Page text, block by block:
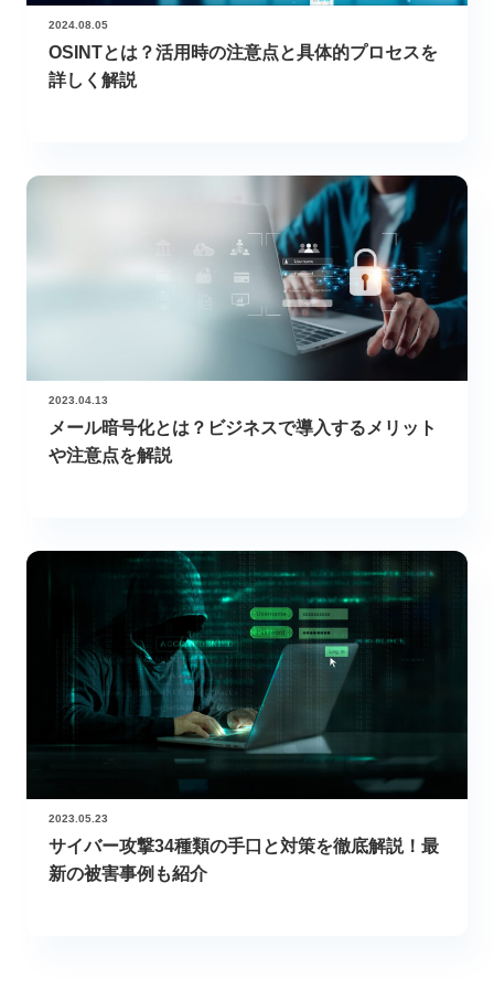
2024.08.05
OSINTとは？活用時の注意点と具体的プロセスを
詳しく解説
2023.04.13
メール暗号化とは？ビジネスで導入するメリット
や注意点を解説
2023.05.23
サイバー攻撃34種類の手口と対策を徹底解説！最
新の被害事例も紹介